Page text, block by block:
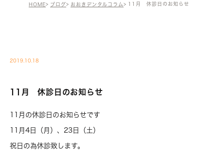
HOME ブログ おおきデンタルコラム 11月 休診日のお知らせ
2019.10.18
11月 休診日のお知らせ
11月の休診日のお知らせです
11月4日（月）、23日（土）
祝日の為休診致します。